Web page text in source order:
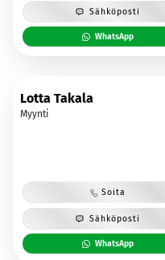
Sähköposti
WhatsApp
Lotta Takala
Myynti
Soita
Sähköposti
WhatsApp